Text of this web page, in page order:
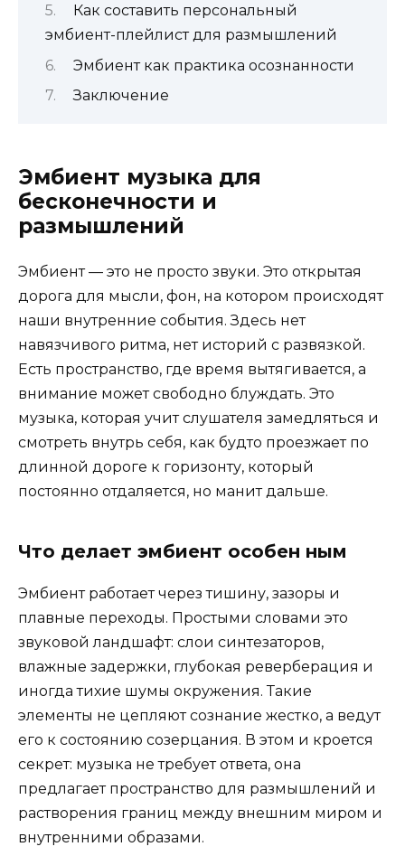
Как составить персональный
эмбиент-плейлист для размышлений
Эмбиент как практика осознанности
Заключение
Эмбиент музыка для
бесконечности и
размышлений
Эмбиент — это не просто звуки. Это открытая
дорога для мысли, фон, на котором происходят
наши внутренние события. Здесь нет
навязчивого ритма, нет историй с развязкой.
Есть пространство, где время вытягивается, а
внимание может свободно блуждать. Это
музыка, которая учит слушателя замедляться и
смотреть внутрь себя, как будто проезжает по
длинной дороге к горизонту, который
постоянно отдаляется, но манит дальше.
Что делает эмбиент особен ным
Эмбиент работает через тишину, зазоры и
плавные переходы. Простыми словами это
звуковой ландшафт: слои синтезаторов,
влажные задержки, глубокая реверберация и
иногда тихие шумы окружения. Такие
элементы не цепляют сознание жестко, а ведут
его к состоянию созерцания. В этом и кроется
секрет: музыка не требует ответа, она
предлагает пространство для размышлений и
растворения границ между внешним миром и
внутренними образами.